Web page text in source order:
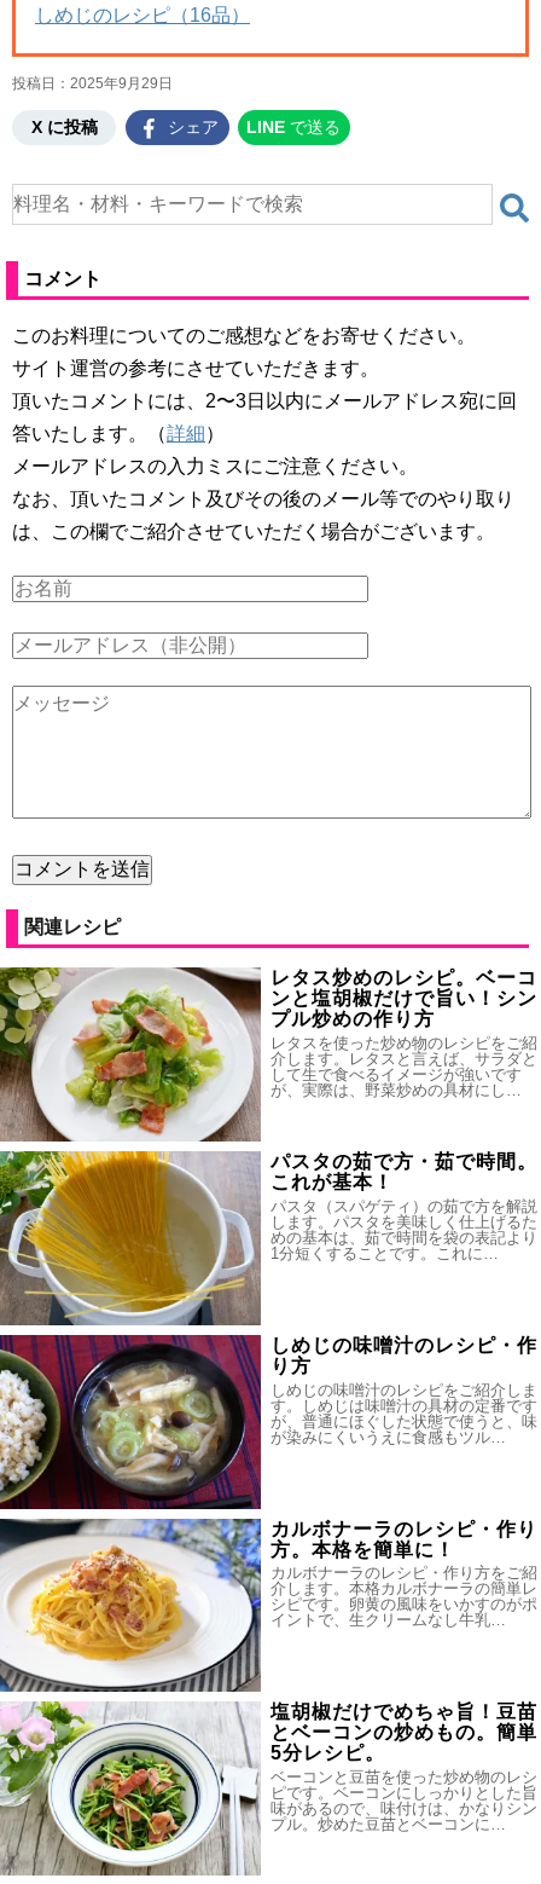
しめじのレシピ（16品）
投稿日： 2025年9月29日
X に投稿 シェア LINE で送る
コメント
このお料理についてのご感想などをお寄せください。
サイト運営の参考にさせていただきます。
頂いたコメントには、2〜3日以内にメールアドレス宛に回
答いたします。（詳細）
メールアドレスの入力ミスにご注意ください。
なお、頂いたコメント及びその後のメール等でのやり取り
は、この欄でご紹介させていただく場合がございます。
関連レシピ
レタス炒めのレシピ。ベーコ
ンと塩胡椒だけで旨い！シン
プル炒めの作り方
レタスを使った炒め物のレシピをご紹
介します。レタスと言えば、サラダと
して生で食べるイメージが強いです
が、実際は、野菜炒めの具材にし…
パスタの茹で方・茹で時間。
これが基本！
パスタ（スパゲティ）の茹で方を解説
します。パスタを美味しく仕上げるた
めの基本は、茹で時間を袋の表記より
1分短くすることです。これに…
しめじの味噌汁のレシピ・作
り方
しめじの味噌汁のレシピをご紹介しま
す。しめじは味噌汁の具材の定番です
が、普通にほぐした状態で使うと、味
が染みにくいうえに食感もツル…
カルボナーラのレシピ・作り
方。本格を簡単に！
カルボナーラのレシピ・作り方をご紹
介します。本格カルボナーラの簡単レ
シピです。卵黄の風味をいかすのがポ
イントで、生クリームなし牛乳…
塩胡椒だけでめちゃ旨！豆苗
とベーコンの炒めもの。簡単
5分レシピ。
ベーコンと豆苗を使った炒め物のレシ
ピです。ベーコンにしっかりとした旨
味があるので、味付けは、かなりシン
プル。炒めた豆苗とベーコンに…